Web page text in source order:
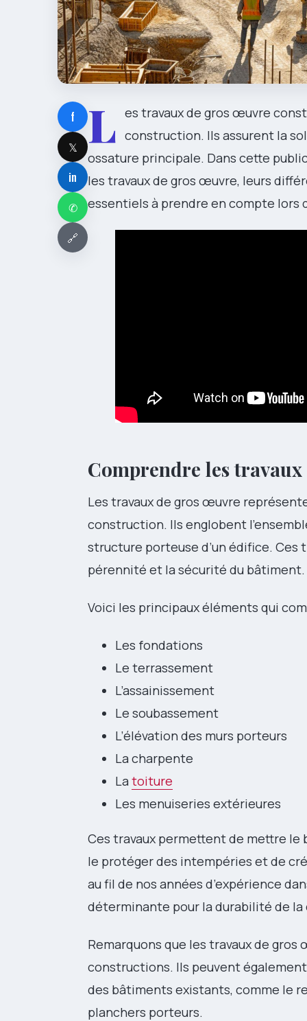
f
𝕏
in
✆
🔗
L es travaux de gros œuvre
construction. Ils assurent la
ossature principale. Dans cette
les travaux de gros œuvre, leurs
essentiels à prendre en compte lors
Comprendre les
Les travaux de gros œuvre
construction. Ils englobent
structure porteuse d’un édifice. Ces
pérennité et la sécurité du bâtiment.
Voici les principaux éléments qui
Les fondations
Le terrassement
L’assainissement
Le soubassement
L’élévation des murs porteurs
La charpente
La toiture
Les menuiseries extérieures
Ces travaux permettent de mettre
le protéger des intempéries et de
au fil de nos années d’expérience
déterminante pour la durabilité de
Remarquons que les travaux de
constructions. Ils peuvent
des bâtiments existants, comme le
planchers porteurs.